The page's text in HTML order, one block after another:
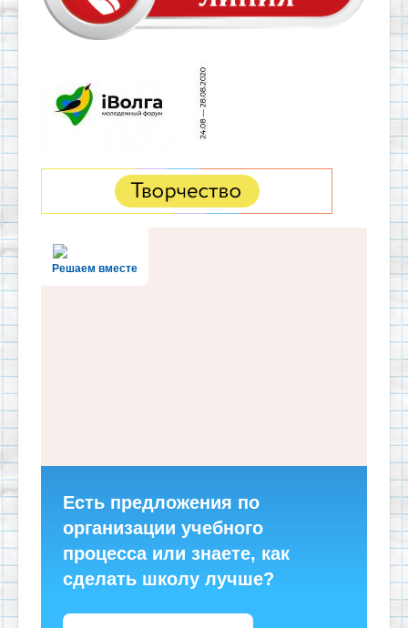
Решаем вместе
Есть предложения по
организации учебного
процесса или знаете, как
сделать школу лучше?